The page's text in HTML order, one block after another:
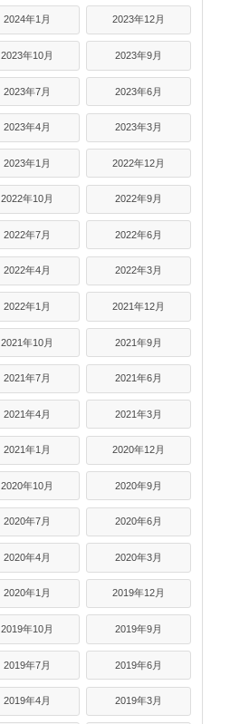
2024年1月 2023年12月
2023年10月 2023年9月
2023年7月 2023年6月
2023年4月 2023年3月
2023年1月 2022年12月
2022年10月 2022年9月
2022年7月 2022年6月
2022年4月 2022年3月
2022年1月 2021年12月
2021年10月 2021年9月
2021年7月 2021年6月
2021年4月 2021年3月
2021年1月 2020年12月
2020年10月 2020年9月
2020年7月 2020年6月
2020年4月 2020年3月
2020年1月 2019年12月
2019年10月 2019年9月
2019年7月 2019年6月
2019年4月 2019年3月